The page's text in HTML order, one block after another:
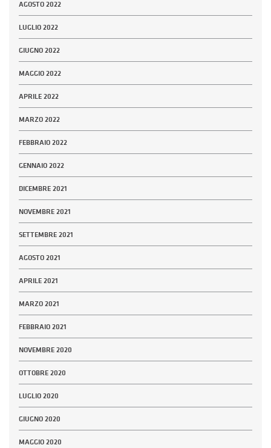
AGOSTO 2022
LUGLIO 2022
GIUGNO 2022
MAGGIO 2022
APRILE 2022
MARZO 2022
FEBBRAIO 2022
GENNAIO 2022
DICEMBRE 2021
NOVEMBRE 2021
SETTEMBRE 2021
AGOSTO 2021
APRILE 2021
MARZO 2021
FEBBRAIO 2021
NOVEMBRE 2020
OTTOBRE 2020
LUGLIO 2020
GIUGNO 2020
MAGGIO 2020